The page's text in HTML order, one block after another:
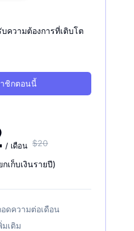
ความต้องการที่เติบโต
ชิกตอนนี้
/ เดือน $20
กเก็บเงินรายปี)
ดความต่อเดือน
เติม